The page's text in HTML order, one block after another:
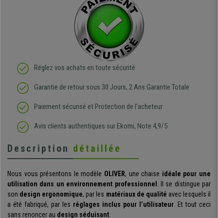
Réglez vos achats en toute sécurité
Garantie de retour sous 30 Jours, 2 Ans Garantie Totale
Paiement sécurisé et Protection de l'acheteur
Avis clients authentiques sur Ekomi, Note 4,9/5
Description détaillée
Nous vous présentons le modèle OLIVER, une chaise idéale pour une
utilisation dans un environnement professionnel . Il se distingue par
son design ergonomique, par les matériaux de qualité avec lesquels il
a été fabriqué, par les réglages inclus pour l’utilisateur. Et tout ceci
sans renoncer au design séduisant.